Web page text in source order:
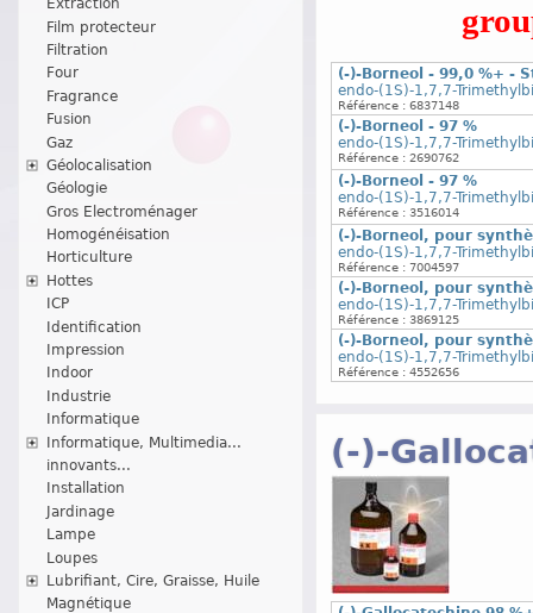
Extraction
Film protecteur
Filtration
Four
Fragrance
Fusion
Gaz
Géolocalisation
Géologie
Gros Electroménager
Homogénéisation
Horticulture
Hottes
ICP
Identification
Impression
Indoor
Industrie
Informatique
Informatique, Multimedia...
innovants...
Installation
Jardinage
Lampe
Loupes
Lubrifiant, Cire, Graisse, Huile
Magnétique
(-)-Borneol - 99,0 %+ -
endo-(1S)-1,7,7-
Référence : 6837148
(-)-Borneol - 97 %
endo-(1S)-1,7,7-
Référence : 2690762
(-)-Borneol - 97 %
endo-(1S)-1,7,7-
Référence : 3516014
(-)-Borneol, pour
endo-(1S)-1,7,7-
Référence : 7004597
(-)-Borneol, pour
endo-(1S)-1,7,7-
Référence : 3869125
(-)-Borneol, pour
endo-(1S)-1,7,7-
Référence : 4552656
(-)-